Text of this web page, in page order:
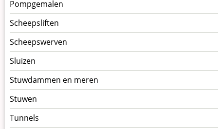
Pompgemalen
Scheepsliften
Scheepswerven
Sluizen
Stuwdammen en meren
Stuwen
Tunnels